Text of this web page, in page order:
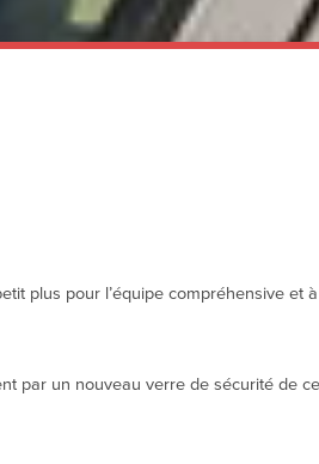
plus pour l’équipe compréhensive et
par un nouveau verre de sécurité de